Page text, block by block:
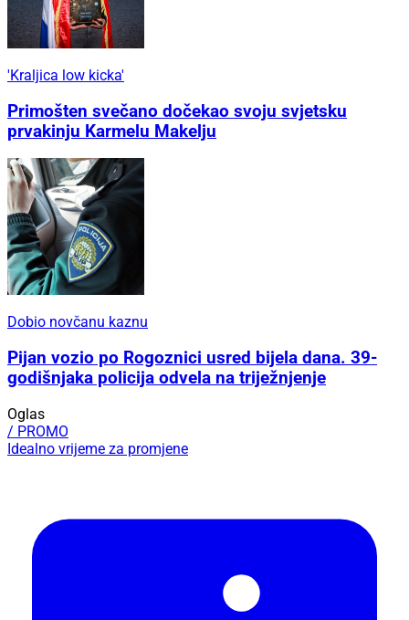
'Kraljica low kicka'
Primošten svečano dočekao svoju svjetsku
prvakinju Karmelu Makelju
Dobio novčanu kaznu
Pijan vozio po Rogoznici usred bijela dana. 39-
godišnjaka policija odvela na triježnjenje
Oglas
/ PROMO
Idealno vrijeme za promjene